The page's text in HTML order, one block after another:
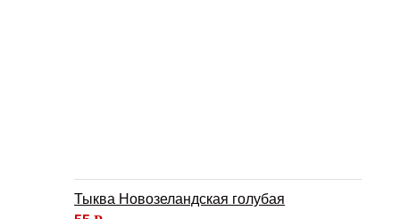
Тыква Новозеландская голубая